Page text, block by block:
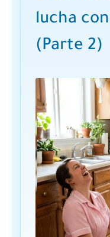
lucha
(Parte 2)